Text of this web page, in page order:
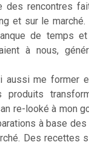
des rencontres
et sur le
de temps
à nous,
aussi me former
produits
re-looké à mon
à base
Des recettes